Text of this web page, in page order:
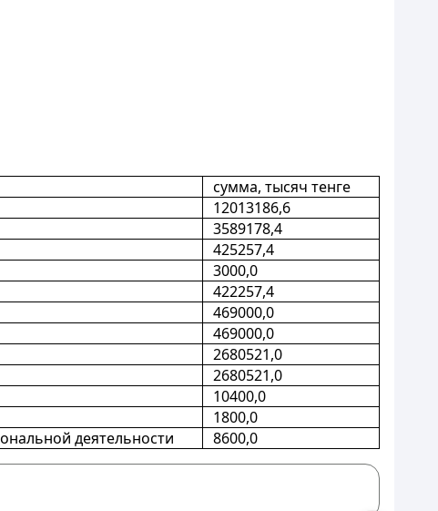
сумма, тысяч тенге
12013186,6
3589178,4
425257,4
3000,0
422257,4
469000,0
469000,0
2680521,0
2680521,0
10400,0
1800,0
деятельности 8600,0